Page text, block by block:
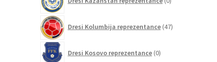
izdelkov
Dresi Kolumbija reprezentance 47izdelkov
Dresi Kosovo reprezentance 0izdelkov